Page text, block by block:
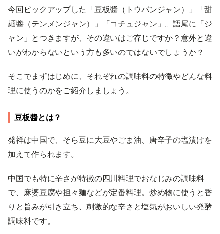
今回ピックアップした「豆板醬（トウバンジャン）」「甜
麺醬（テンメンジャン）」「コチュジャン」。語尾に「ジ
ャン」とつきますが、その違いはご存じですか？意外と違
いがわからないという方も多いのではないでしょうか？
そこでまずはじめに、それぞれの調味料の特徴やどんな料
理に使うのかをご紹介しましょう。
豆板醬とは？
発祥は中国で、そら豆に大豆やごま油、唐辛子の塩漬けを
加えて作られます。
中国でも特に辛さが特徴の四川料理でおなじみの調味料
で、麻婆豆腐や担々麺などが定番料理。炒め物に使うと香
りと旨みが引き立ち、刺激的な辛さと塩気がおいしい発酵
調味料です。